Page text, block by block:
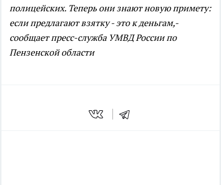
полицейских. Теперь они знают новую примету:
если предлагают взятку - это к деньгам,-
сообщает пресс-служба УМВД России по
Пензенской области